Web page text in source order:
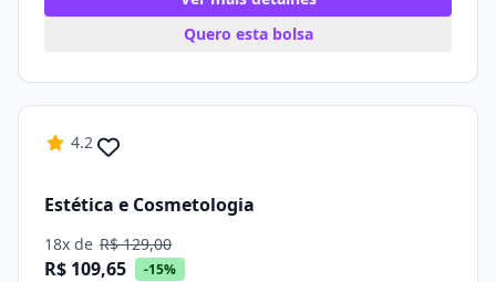
Quero esta bolsa
4.2
Estética e Cosmetologia
18x de R$ 129,00
R$ 109,65 -15%